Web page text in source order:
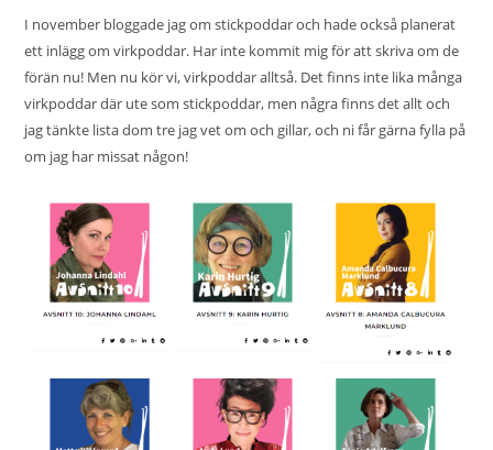
I november bloggade jag om stickpoddar och hade också planerat
ett inlägg om virkpoddar. Har inte kommit mig för att skriva om de
förän nu! Men nu kör vi, virkpoddar alltså. Det finns inte lika många
virkpoddar där ute som stickpoddar, men några finns det allt och
jag tänkte lista dom tre jag vet om och gillar, och ni får gärna fylla på
om jag har missat någon!